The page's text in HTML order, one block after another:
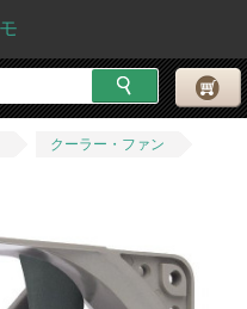
クーラー・ファン